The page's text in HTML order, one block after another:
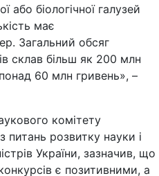
біологічної галузей
має
Загальний обсяг
склав більш як 200 млн
60 млн гривень», –
комітету
питань розвитку науки і
України, зазначив, що
є позитивними, а